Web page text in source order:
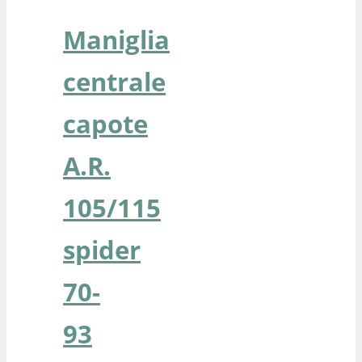
Maniglia
centrale
capote
A.R.
105/115
spider
70-
93